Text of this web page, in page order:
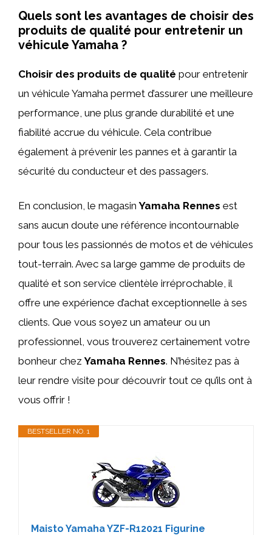
Quels sont les avantages de choisir des
produits de qualité pour entretenir un
véhicule Yamaha ?
Choisir des produits de qualité pour entretenir
un véhicule Yamaha permet d’assurer une meilleure
performance, une plus grande durabilité et une
fiabilité accrue du véhicule. Cela contribue
également à prévenir les pannes et à garantir la
sécurité du conducteur et des passagers.
En conclusion, le magasinYamaha Rennes est
sans aucun doute une référence incontournable
pour tous les passionnés de motos et de véhicules
tout-terrain. Avec sa large gamme de produits de
qualité et son service clientèle irréprochable, il
offre une expérience d’achat exceptionnelle à ses
clients. Que vous soyez un amateur ou un
professionnel, vous trouverez certainement votre
bonheur chezYamaha Rennes. N’hésitez pas à
leur rendre visite pour découvrir tout ce qu’ils ont à
vous offrir !
BESTSELLER NO. 1
Maisto Yamaha YZF-R12021 Figurine